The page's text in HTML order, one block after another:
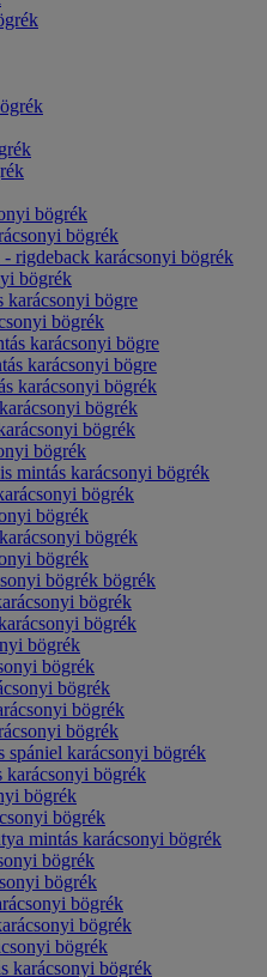
bögrék
bögrék
rigdeback karácsonyi bögrék
bögrék
karácsonyi bögre
bögrék
karácsonyi bögre
karácsonyi bögre
karácsonyi bögrék
bögrék
bögrék
bögrék
mintás karácsonyi bögrék
bögrék
bögrék
bögrék
bögrék
bögrék bögrék
bögrék
bögrék
bögrék
bögrék
bögrék
bögrék
bögrék
karácsonyi bögrék
karácsonyi bögrék
bögrék
bögrék
mintás karácsonyi bögrék
bögrék
bögrék
bögrék
bögrék
bögrék
karácsonyi bögrék